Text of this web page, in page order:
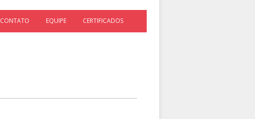
CONTATO EQUIPE CERTIFICADOS